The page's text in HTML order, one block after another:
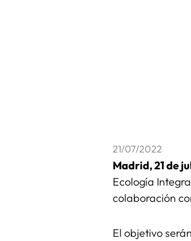
21/07/2022
Madrid, 21 de
Ecología
colaboración
El objetivo